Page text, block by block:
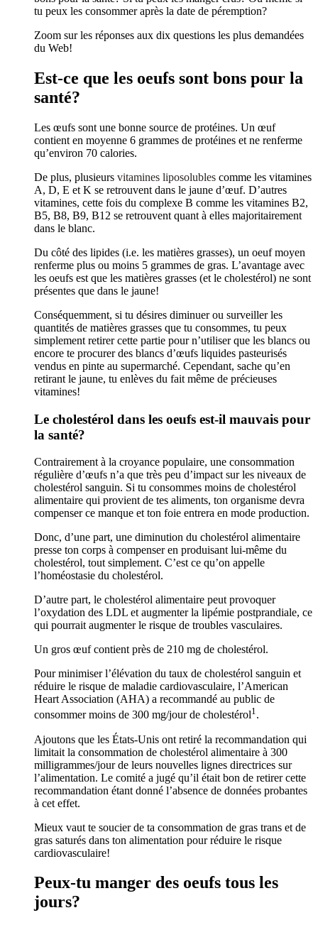
tu peux les consommer après la date de péremption?
Zoom sur les réponses aux dix questions les plus demandées
du Web!
Est-ce que les oeufs sont bons pour la
santé?
Les œufs sont une bonne source de protéines. Un œuf
contient en moyenne 6 grammes de protéines et ne renferme
qu’environ 70 calories.
De plus, plusieurs vitamines liposolubles comme les vitamines
A, D, E et K se retrouvent dans le jaune d’œuf. D’autres
vitamines, cette fois du complexe B comme les vitamines B2,
B5, B8, B9, B12 se retrouvent quant à elles majoritairement
dans le blanc.
Du côté des lipides (i.e. les matières grasses), un oeuf moyen
renferme plus ou moins 5 grammes de gras. L’avantage avec
les oeufs est que les matières grasses (et le cholestérol) ne sont
présentes que dans le jaune!
Conséquemment, si tu désires diminuer ou surveiller les
quantités de matières grasses que tu consommes, tu peux
simplement retirer cette partie pour n’utiliser que les blancs ou
encore te procurer des blancs d’œufs liquides pasteurisés
vendus en pinte au supermarché. Cependant, sache qu’en
retirant le jaune, tu enlèves du fait même de précieuses
vitamines!
Le cholestérol dans les oeufs est-il mauvais pour
la santé?
Contrairement à la croyance populaire, une consommation
régulière d’œufs n’a que très peu d’impact sur les niveaux de
cholestérol sanguin. Si tu consommes moins de cholestérol
alimentaire qui provient de tes aliments, ton organisme devra
compenser ce manque et ton foie entrera en mode production.
Donc, d’une part, une diminution du cholestérol alimentaire
presse ton corps à compenser en produisant lui-même du
cholestérol, tout simplement. C’est ce qu’on appelle
l’homéostasie du cholestérol.
D’autre part, le cholestérol alimentaire peut provoquer
l’oxydation des LDL et augmenter la lipémie postprandiale, ce
qui pourrait augmenter le risque de troubles vasculaires.
Un gros œuf contient près de 210 mg de cholestérol.
Pour minimiser l’élévation du taux de cholestérol sanguin et
réduire le risque de maladie cardiovasculaire, l’American
Heart Association (AHA) a recommandé au public de
consommer moins de 300 mg/jour de cholestérol1.
Ajoutons que les États-Unis ont retiré la recommandation qui
limitait la consommation de cholestérol alimentaire à 300
milligrammes/jour de leurs nouvelles lignes directrices sur
l’alimentation. Le comité a jugé qu’il était bon de retirer cette
recommandation étant donné l’absence de données probantes
à cet effet.
Mieux vaut te soucier de ta consommation de gras trans et de
gras saturés dans ton alimentation pour réduire le risque
cardiovasculaire!
Peux-tu manger des oeufs tous les
jours?